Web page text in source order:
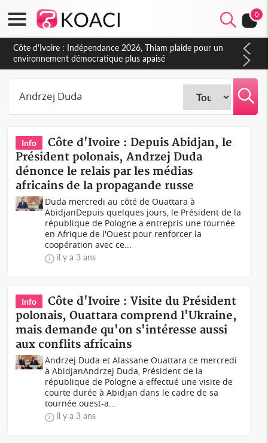
0
Côte d'Ivoire : Indépendance 2026, Thiam plaide pour un
environnement démocratique plus apaisé
Info
Côte d'Ivoire : Depuis Abidjan, le
Président polonais, Andrzej Duda
dénonce le relais par les médias
africains de la propagande russe
Duda mercredi au côté de Ouattara à
AbidjanDepuis quelques jours, le Président de la
république de Pologne a entrepris une tournée
en Afrique de l'Ouest pour renforcer la
coopération avec ce...
il y a 3 ans
Info
Côte d'Ivoire : Visite du Président
polonais, Ouattara comprend l'Ukraine,
mais demande qu'on s'intéresse aussi
aux conflits africains
Andrzej Duda et Alassane Ouattara ce mercredi
à AbidjanAndrzej Duda, Président de la
république de Pologne a effectué une visite de
courte durée à Abidjan dans le cadre de sa
tournée ouest-a...
il y a 3 ans